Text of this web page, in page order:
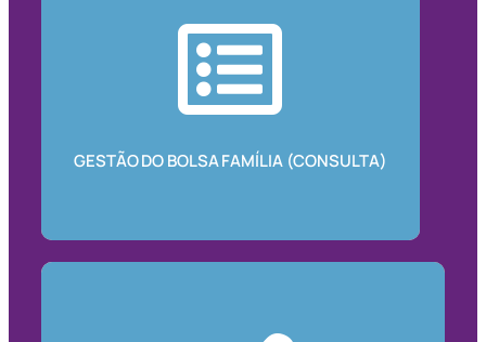
GESTÃO DO BOLSA FAMÍLIA (CONSULTA)